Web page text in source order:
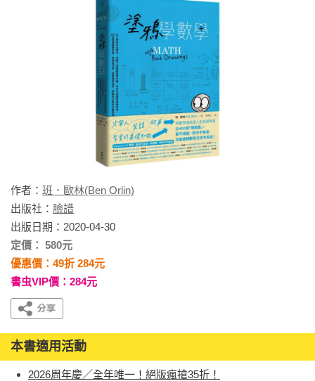
作者： 班．歐林(Ben Orlin)
出版社： 臉譜
出版日期：2020-04-30
定價： 580元
優惠價：49折 284元
書虫VIP價：284元
本書適用活動
2026周年慶／全年唯一！絕版瘋搶35折！